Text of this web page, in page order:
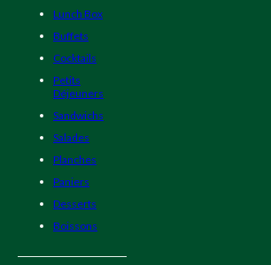
Lunch Box
Buffets
Cocktails
Petits
Déjeuners
Sandwichs
Salades
Planches
Paniers
Desserts
Boissons